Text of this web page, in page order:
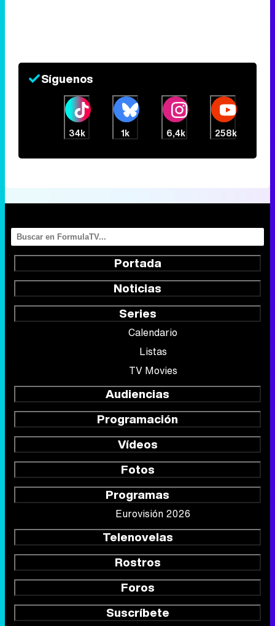
Síguenos
34k 1k 6,4k 258k
Portada
Noticias
Series
Calendario
Listas
TV Movies
Audiencias
Programación
Vídeos
Fotos
Programas
Eurovisión 2026
Telenovelas
Rostros
Foros
Suscríbete